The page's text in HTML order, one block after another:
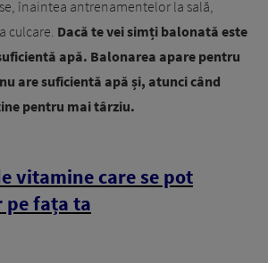
înaintea antrenamentelor la sală,
culcare. Dacă te vei simți balonată este
apă. Balonarea apare pentru
are suficientă apă și, atunci când
pentru mai târziu.
vitamine care se pot
pe fața ta